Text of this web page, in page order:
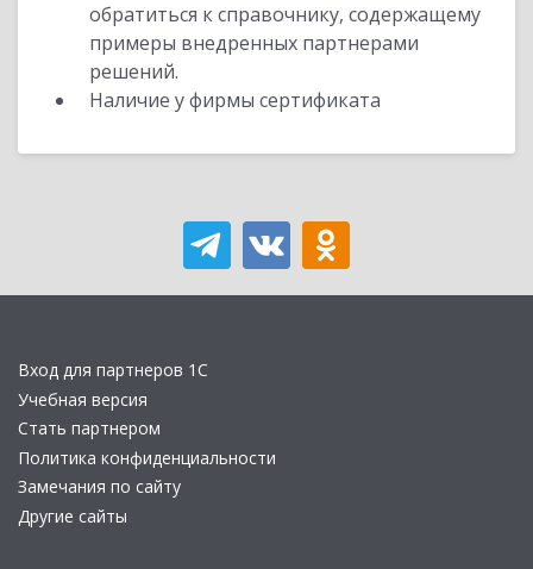
обратиться к справочнику, содержащему
примеры внедренных партнерами
решений.
Наличие у фирмы сертификата
Вход для партнеров 1С
Учебная версия
Стать партнером
Политика конфиденциальности
Замечания по сайту
Другие сайты